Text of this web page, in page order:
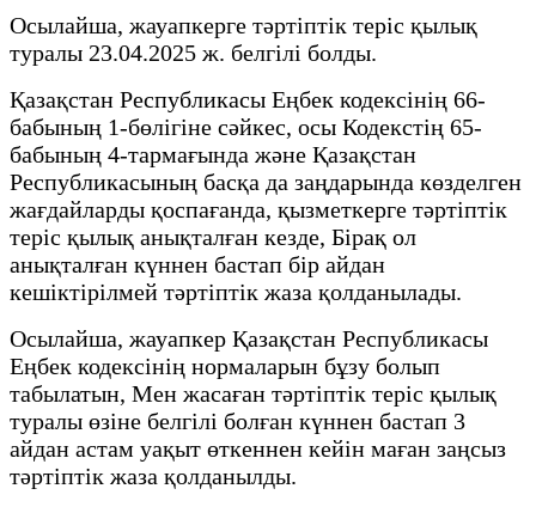
Осылайша, жауапкерге тәртіптік теріс қылық
туралы 23.04.2025 ж. белгілі болды.
Қазақстан Республикасы Еңбек кодексінің 66-
бабының 1-бөлігіне сәйкес, осы Кодекстің 65-
бабының 4-тармағында және Қазақстан
Республикасының басқа да заңдарында көзделген
жағдайларды қоспағанда, қызметкерге тәртіптік
теріс қылық анықталған кезде, Бірақ ол
анықталған күннен бастап бір айдан
кешіктірілмей тәртіптік жаза қолданылады.
Осылайша, жауапкер Қазақстан Республикасы
Еңбек кодексінің нормаларын бұзу болып
табылатын, Мен жасаған тәртіптік теріс қылық
туралы өзіне белгілі болған күннен бастап 3
айдан астам уақыт өткеннен кейін маған заңсыз
тәртіптік жаза қолданылды.